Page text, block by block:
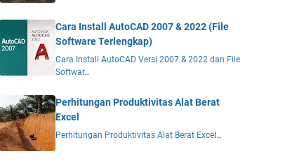
Cara Install AutoCAD 2007 & 2022 (File
Software Terlengkap)
Cara Install AutoCAD Versi 2007 & 2022 dan File
Softwar…
Perhitungan Produktivitas Alat Berat
Excel
Perhitungan Produktivitas Alat Berat Excel…